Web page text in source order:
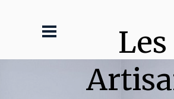
Les